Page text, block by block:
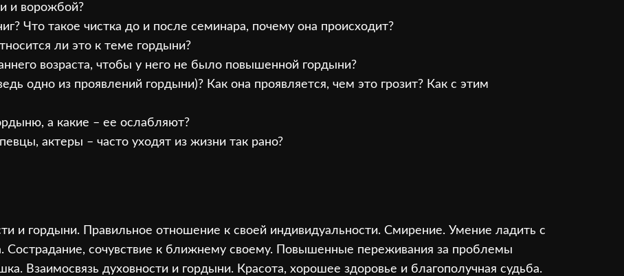
и ворожбой?
Что такое чистка до и после семинара, почему она происходит?
ли это к теме гордыни?
возраста, чтобы у него не было повышенной гордыни?
одно из проявлений гордыни)? Как она проявляется, чем это грозит? Как с этим
а какие – ее ослабляют?
актеры – часто уходят из жизни так рано?
и гордыни. Правильное отношение к своей индивидуальности. Смирение. Умение ладить с
сочувствие к ближнему своему. Повышенные переживания за проблемы
Взаимосвязь духовности и гордыни. Красота, хорошее здоровье и благополучная судьба.